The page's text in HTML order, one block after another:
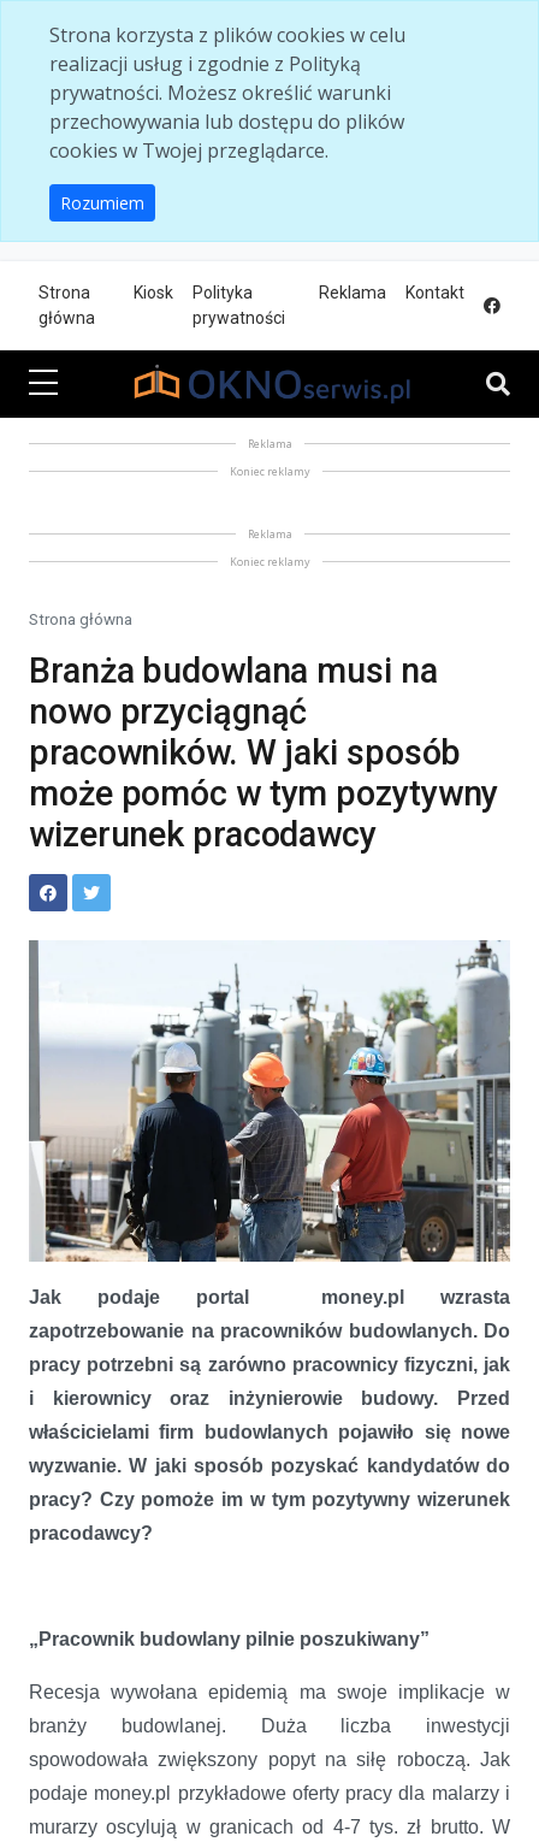
Strona korzysta z plików cookies w celu
realizacji usług i zgodnie z Polityką
prywatności. Możesz określić warunki
przechowywania lub dostępu do plików
cookies w Twojej przeglądarce.
Rozumiem
Strona
główna
Kiosk
Polityka
prywatności
Reklama Kontakt
Reklama
Koniec reklamy
Reklama
Koniec reklamy
Strona główna
Branża budowlana musi na
nowo przyciągnąć
pracowników. W jaki sposób
może pomóc w tym pozytywny
wizerunek pracodawcy
sposób może pomóc w tym pozytywny wizerunek pracodawcy
Jak podaje portal money.pl wzrasta
zapotrzebowanie na pracowników budowlanych. Do
pracy potrzebni są zarówno pracownicy fizyczni, jak
i kierownicy oraz inżynierowie budowy. Przed
właścicielami firm budowlanych pojawiło się nowe
wyzwanie. W jaki sposób pozyskać kandydatów do
pracy? Czy pomoże im w tym pozytywny wizerunek
pracodawcy?
„Pracownik budowlany pilnie poszukiwany”
Recesja wywołana epidemią ma swoje implikacje w
branży budowlanej. Duża liczba inwestycji
spowodowała zwiększony popyt na siłę roboczą. Jak
podaje money.pl przykładowe oferty pracy dla malarzy i
murarzy oscylują w granicach od 4-7 tys. zł brutto. W